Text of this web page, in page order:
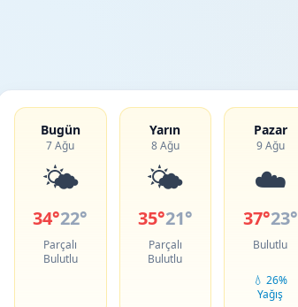
Bugün
7 Ağu
🌤️
34°22°
Parçalı
Bulutlu
Yarın
8 Ağu
🌤️
35°21°
Parçalı
Bulutlu
Pazar
9 Ağu
☁️
37°23°
Bulutlu
💧 26%
Yağış